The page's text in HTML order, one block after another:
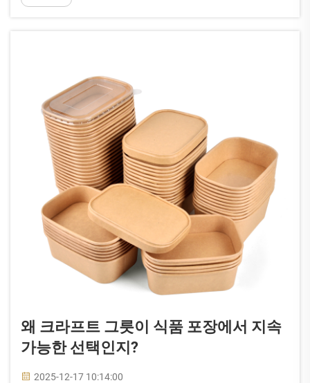
왜 크라프트 그릇이 식품 포장에서 지속
가능한 선택인지?
2025-12-17 10:14:00